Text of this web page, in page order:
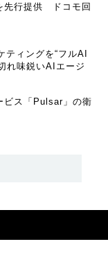
先行提供 ドコモ回
ィングを“フルAI
れ味鋭いAIエージ
ビス「Pulsar」の衛